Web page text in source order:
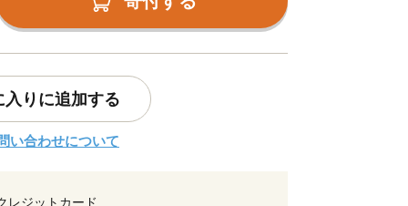
入りに追加する
い合わせについて
レジットカード